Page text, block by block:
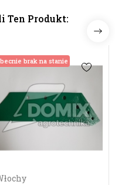
Ten Produkt:
brak na stanie